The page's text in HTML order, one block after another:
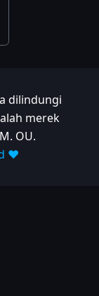
dilindungi
merek
OU.
❤️